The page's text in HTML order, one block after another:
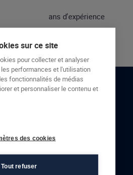
ans d'expérience
EN CONTACT
sur ce site
pour collecter et analyser
performances et l'utilisation
fonctionnalités de médias
et personnaliser le contenu et
des cookies
Tout refuser